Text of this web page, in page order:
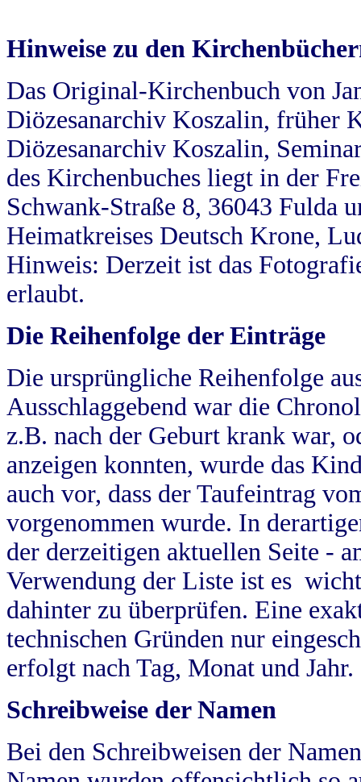
Hinweise zu den
Das Original-Kirchenbuch von
Diözesanarchiv Koszalin, früher
Diözesanarchiv Koszalin,
des Kirchenbuches liegt in der
Schwank-Straße 8, 36043 Fulda
Heimatkreises Deutsch Krone,
Hinweis: Derzeit ist das
erlaubt.
Die Reihenfolge der Einträge
Die ursprüngliche Reihenfolge
Ausschlaggebend war die
z.B. nach der Geburt krank war,
anzeigen konnten, wurde das
auch vor, dass der Taufeintrag
vorgenommen wurde. In
der derzeitigen aktuellen Seite -
Verwendung der Liste ist es
dahinter zu überprüfen. Eine
technischen Gründen nur
erfolgt nach Tag, Monat und Jahr.
Schreibweise der Namen
Bei den Schreibweisen der